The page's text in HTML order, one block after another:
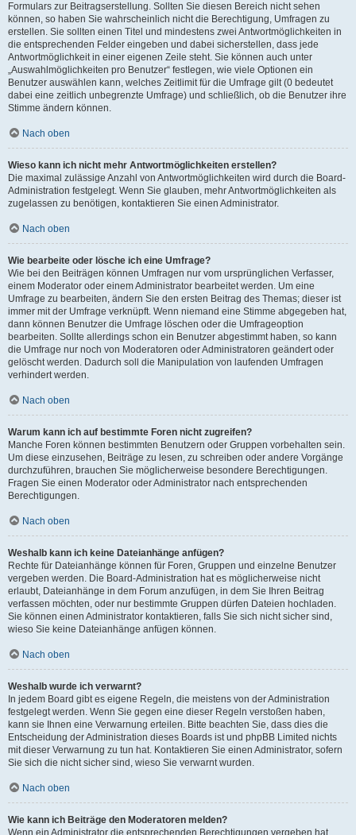
Formulars zur Beitragserstellung. Sollten Sie diesen Bereich nicht sehen
können, so haben Sie wahrscheinlich nicht die Berechtigung, Umfragen zu
erstellen. Sie sollten einen Titel und mindestens zwei Antwortmöglichkeiten in
die entsprechenden Felder eingeben und dabei sicherstellen, dass jede
Antwortmöglichkeit in einer eigenen Zeile steht. Sie können auch unter
„Auswahlmöglichkeiten pro Benutzer“ festlegen, wie viele Optionen ein
Benutzer auswählen kann, welches Zeitlimit für die Umfrage gilt (0 bedeutet
dabei eine zeitlich unbegrenzte Umfrage) und schließlich, ob die Benutzer ihre
Stimme ändern können.
Nach oben
Wieso kann ich nicht mehr Antwortmöglichkeiten erstellen?
Die maximal zulässige Anzahl von Antwortmöglichkeiten wird durch die Board-
Administration festgelegt. Wenn Sie glauben, mehr Antwortmöglichkeiten als
zugelassen zu benötigen, kontaktieren Sie einen Administrator.
Nach oben
Wie bearbeite oder lösche ich eine Umfrage?
Wie bei den Beiträgen können Umfragen nur vom ursprünglichen Verfasser,
einem Moderator oder einem Administrator bearbeitet werden. Um eine
Umfrage zu bearbeiten, ändern Sie den ersten Beitrag des Themas; dieser ist
immer mit der Umfrage verknüpft. Wenn niemand eine Stimme abgegeben hat,
dann können Benutzer die Umfrage löschen oder die Umfrageoption
bearbeiten. Sollte allerdings schon ein Benutzer abgestimmt haben, so kann
die Umfrage nur noch von Moderatoren oder Administratoren geändert oder
gelöscht werden. Dadurch soll die Manipulation von laufenden Umfragen
verhindert werden.
Nach oben
Warum kann ich auf bestimmte Foren nicht zugreifen?
Manche Foren können bestimmten Benutzern oder Gruppen vorbehalten sein.
Um diese einzusehen, Beiträge zu lesen, zu schreiben oder andere Vorgänge
durchzuführen, brauchen Sie möglicherweise besondere Berechtigungen.
Fragen Sie einen Moderator oder Administrator nach entsprechenden
Berechtigungen.
Nach oben
Weshalb kann ich keine Dateianhänge anfügen?
Rechte für Dateianhänge können für Foren, Gruppen und einzelne Benutzer
vergeben werden. Die Board-Administration hat es möglicherweise nicht
erlaubt, Dateianhänge in dem Forum anzufügen, in dem Sie Ihren Beitrag
verfassen möchten, oder nur bestimmte Gruppen dürfen Dateien hochladen.
Sie können einen Administrator kontaktieren, falls Sie sich nicht sicher sind,
wieso Sie keine Dateianhänge anfügen können.
Nach oben
Weshalb wurde ich verwarnt?
In jedem Board gibt es eigene Regeln, die meistens von der Administration
festgelegt werden. Wenn Sie gegen eine dieser Regeln verstoßen haben,
kann sie Ihnen eine Verwarnung erteilen. Bitte beachten Sie, dass dies die
Entscheidung der Administration dieses Boards ist und phpBB Limited nichts
mit dieser Verwarnung zu tun hat. Kontaktieren Sie einen Administrator, sofern
Sie sich die nicht sicher sind, wieso Sie verwarnt wurden.
Nach oben
Wie kann ich Beiträge den Moderatoren melden?
Wenn ein Administrator die entsprechenden Berechtigungen vergeben hat,